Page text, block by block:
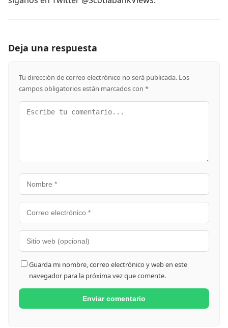
Deja una respuesta
Tu dirección de correo electrónico no será publicada. Los
campos obligatorios están marcados con *
Guarda mi nombre, correo electrónico y web en este
navegador para la próxima vez que comente.